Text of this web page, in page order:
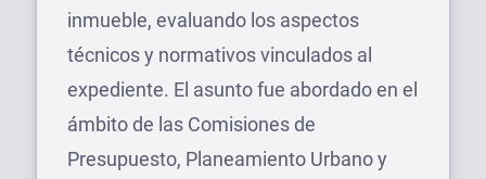
inmueble, evaluando los aspectos
técnicos y normativos vinculados al
expediente. El asunto fue abordado en el
ámbito de las Comisiones de
Presupuesto, Planeamiento Urbano y